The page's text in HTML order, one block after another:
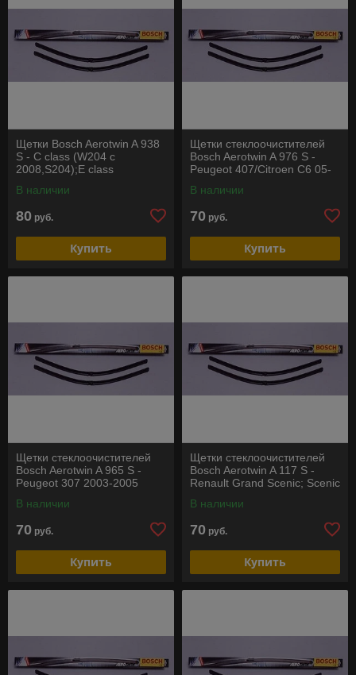
Щетки Bosch Aerotwin A 938
S - C class (W204 c
2008,S204);E class
В наличии
80 руб.
Купить
Щетки стеклоочистителей
Bosch Aerotwin A 976 S -
Peugeot 407/Citroen C6 05-
В наличии
70 руб.
Купить
Щетки стеклоочистителей
Bosch Aerotwin A 965 S -
Peugeot 307 2003-2005
В наличии
70 руб.
Купить
Щетки стеклоочистителей
Bosch Aerotwin A 117 S -
Renault Grand Scenic; Scenic
В наличии
70 руб.
Купить